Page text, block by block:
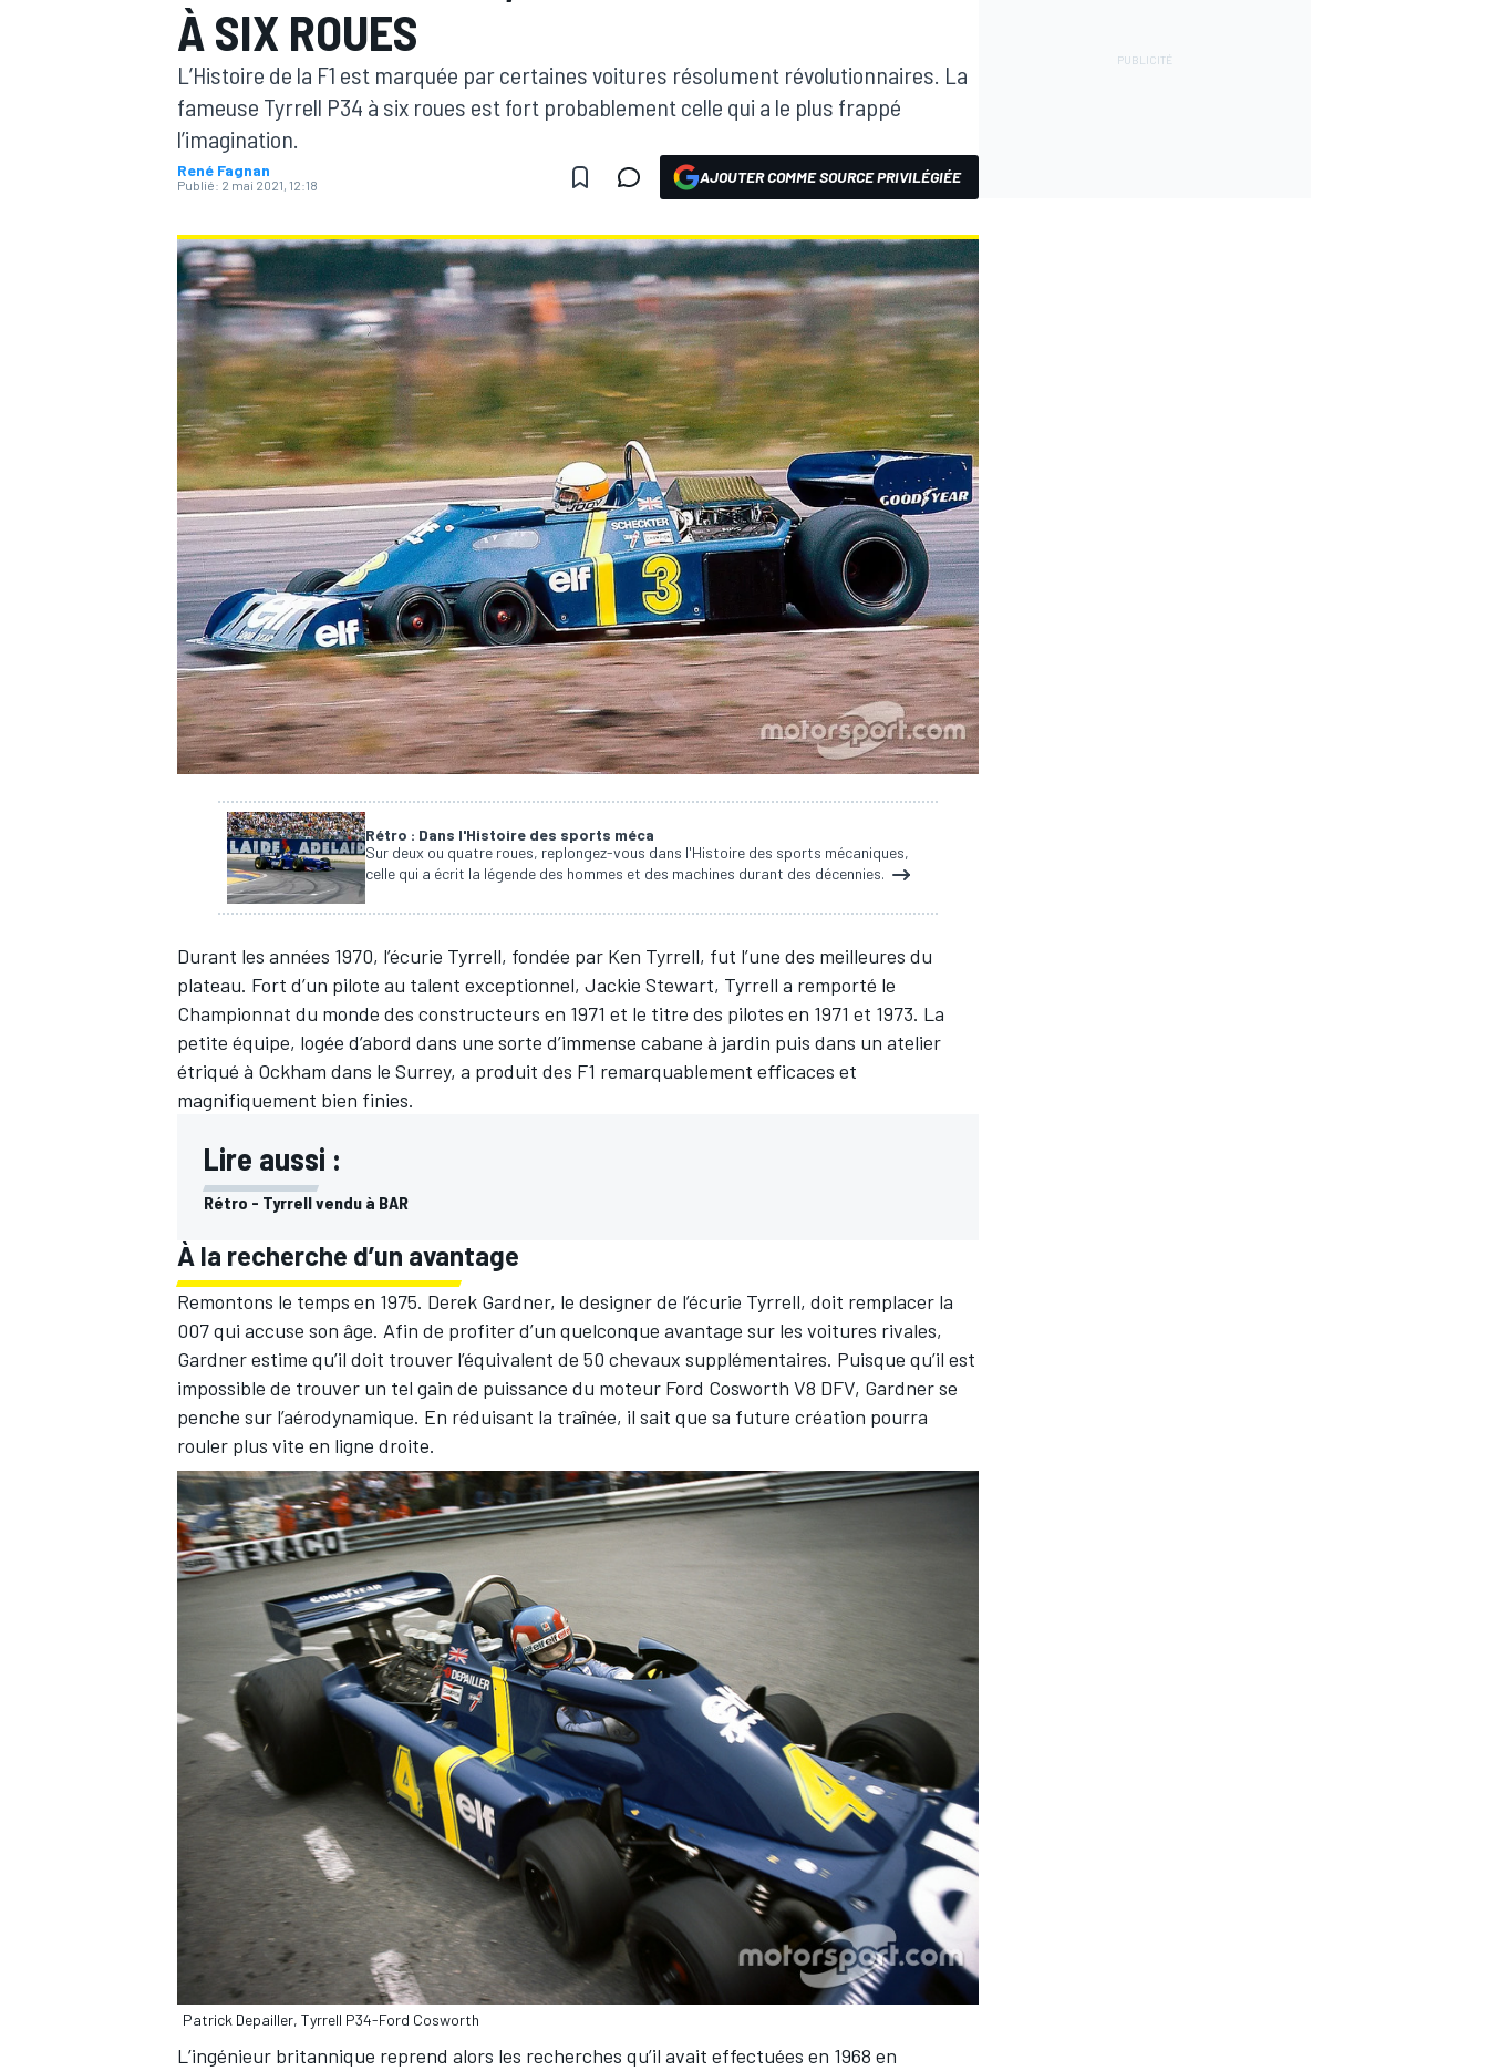
MOTOGP
WRC
À SIX ROUES
L’Histoire de la F1 est marquée par certaines voitures résolument révolutionnaires. La
fameuse Tyrrell P34 à six roues est fort probablement celle qui a le plus frappé
l’imagination.
René Fagnan
Publié: 2 mai 2021, 12:18 AJOUTER COMME SOURCE PRIVILÉGIÉE
Rétro : Dans l'Histoire des sports méca
Sur deux ou quatre roues, replongez-vous dans l'Histoire des sports mécaniques,
celle qui a écrit la légende des hommes et des machines durant des décennies.
Durant les années 1970, l’écurie Tyrrell, fondée par Ken Tyrrell, fut l’une des meilleures du
plateau. Fort d’un pilote au talent exceptionnel, Jackie Stewart, Tyrrell a remporté le
Championnat du monde des constructeurs en 1971 et le titre des pilotes en 1971 et 1973. La
petite équipe, logée d’abord dans une sorte d’immense cabane à jardin puis dans un atelier
étriqué à Ockham dans le Surrey, a produit des F1 remarquablement efficaces et
magnifiquement bien finies.
Lire aussi :
Rétro - Tyrrell vendu à BAR
À la recherche d’un avantage
Remontons le temps en 1975. Derek Gardner, le designer de l’écurie Tyrrell, doit remplacer la
007 qui accuse son âge. Afin de profiter d’un quelconque avantage sur les voitures rivales,
Gardner estime qu’il doit trouver l’équivalent de 50 chevaux supplémentaires. Puisque qu’il est
impossible de trouver un tel gain de puissance du moteur Ford Cosworth V8 DFV, Gardner se
penche sur l’aérodynamique. En réduisant la traînée, il sait que sa future création pourra
rouler plus vite en ligne droite.
Patrick Depailler, Tyrrell P34-Ford Cosworth
L’ingénieur britannique reprend alors les recherches qu’il avait effectuées en 1968 en